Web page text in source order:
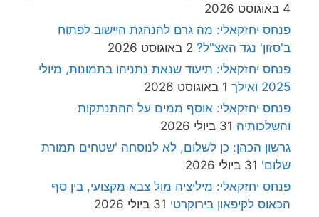
4 באוגוסט 2026
פנחס יחזקאלי: מה גרם להנהגת היישוב לפתוח
ב'סזון' נגד האצ"ל? 2 באוגוסט 2026
פנחס יחזקאלי: תיעוד שנאת נתניהו בתמונות, מיולי
2025 ואילך
1 באוגוסט 2026
פנחס יחזקאלי: אוסף ממים על ההתנתקות
והשלכותיה 31 ביולי 2026
גרשון הכהן: כן לשלום, לא לנוסחה 'שטחים תמורת
שלום' 31 ביולי 2026
פנחס יחזקאלי: מיליציה מול צבא מקצועי, בין סף
הכאוס לקיפאון בירוקרטי 31 ביולי 2026